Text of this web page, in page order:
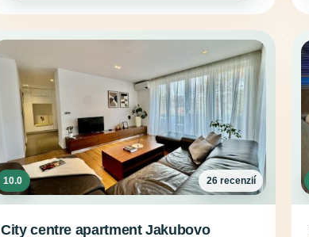
10.0 26 recenzií
City centre apartment Jakubovo